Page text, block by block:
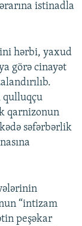
istinadla
hərbi, yaxud
görə cinayət
qulluqçu
qarnizonun
səfərbərlik
“intizam
peşəkar